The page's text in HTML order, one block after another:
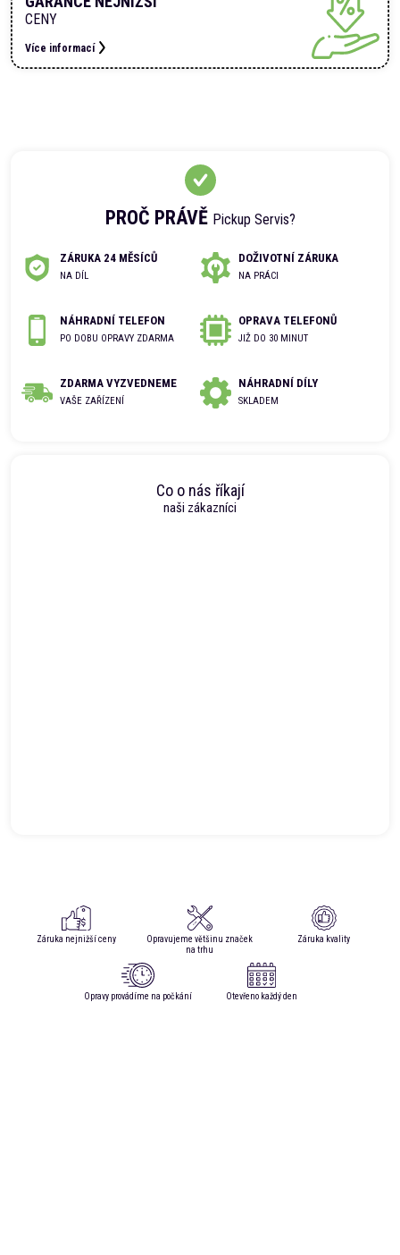
PROČ PRÁVĚ Pickup Servis?
ZÁRUKA 24 MĚSÍCŮ
NA DÍL
DOŽIVOTNÍ ZÁRUKA
NA PRÁCI
NÁHRADNÍ TELEFON
PO DOBU OPRAVY ZDARMA
OPRAVA TELEFONŮ
JIŽ DO 30 MINUT
ZDARMA VYZVEDNEME
VAŠE ZAŘÍZENÍ
NÁHRADNÍ DÍLY
SKLADEM
Co o nás říkají
naši zákazníci
CENY
Více informací
Záruka nejnižší ceny
Opravujeme většinu značek
na trhu
Záruka kvality
Opravy provádíme na počkání Otevřeno každý den